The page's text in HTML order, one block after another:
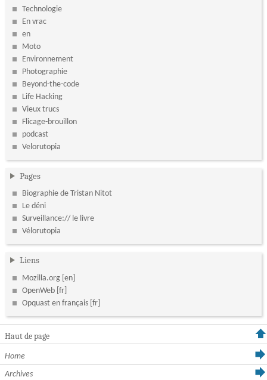
Technologie
En vrac
en
Moto
Environnement
Photographie
Beyond-the-code
Life Hacking
Vieux trucs
Flicage-brouillon
podcast
Velorutopia
Pages
Biographie de Tristan Nitot
Le déni
Surveillance:// le livre
Vélorutopia
Liens
Mozilla.org
OpenWeb
Opquast en français
Haut de page
Home
Archives